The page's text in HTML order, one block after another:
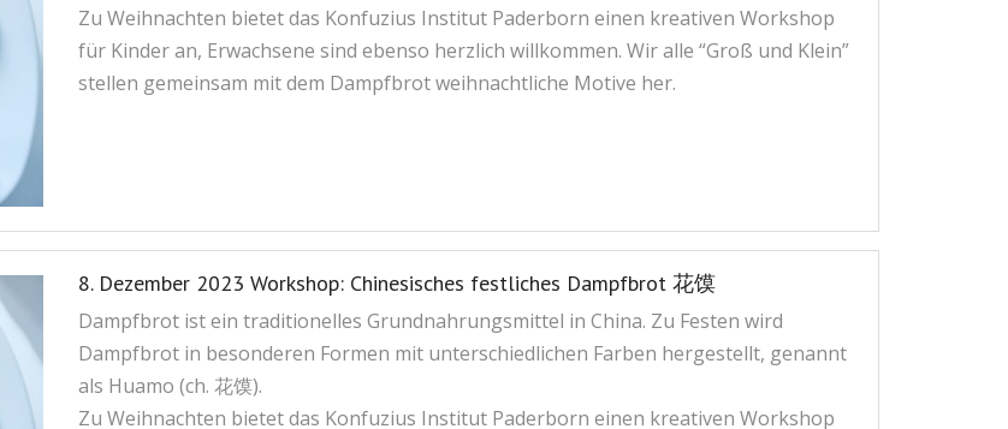
Zu Weihnachten bietet das Konfuzius Institut Paderborn einen kreativen Workshop
für Kinder an, Erwachsene sind ebenso herzlich willkommen. Wir alle “Groß und Klein”
stellen gemeinsam mit dem Dampfbrot weihnachtliche Motive her.
8. Dezember 2023 Workshop: Chinesisches festliches Dampfbrot 花馍
Dampfbrot ist ein traditionelles Grundnahrungsmittel in China. Zu Festen wird
Dampfbrot in besonderen Formen mit unterschiedlichen Farben hergestellt, genannt
als Huamo (ch. 花馍).
Zu Weihnachten bietet das Konfuzius Institut Paderborn einen kreativen Workshop